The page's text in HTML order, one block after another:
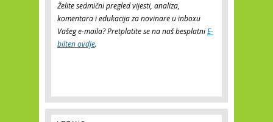
Želite sedmični pregled vijesti, analiza,
komentara i edukacija za novinare u inboxu
Vašeg e-maila? Pretplatite se na naš besplatniE-
bilten ovdje.